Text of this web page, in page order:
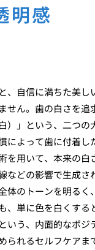
明感
、自信に満ちた美し
せん。歯の白さを追
）」という、二つの
によって歯に付着し
を用いて、本来の白
などの影響で生成さ
体のトーンを明るく
、単に色を白くする
いう、内面的なポジ
られるセルフケアま